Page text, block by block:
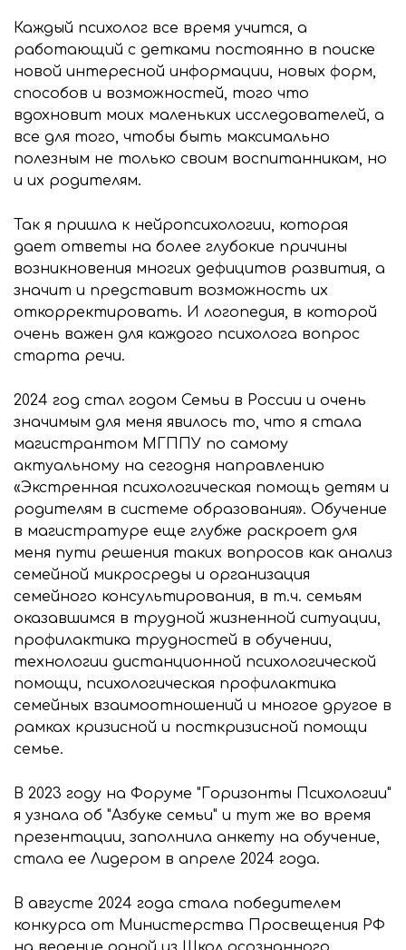
Каждый психолог все время учится, а
работающий с детками постоянно в поиске
новой интересной информации, новых форм,
способов и возможностей, того что
вдохновит моих маленьких исследователей, а
все для того, чтобы быть максимально
полезным не только своим воспитанникам, но
и их родителям.
Так я пришла к нейропсихологии, которая
дает ответы на более глубокие причины
возникновения многих дефицитов развития, а
значит и представит возможность их
откорректировать. И логопедия, в которой
очень важен для каждого психолога вопрос
старта речи.
2024 год стал годом Семьи в России и очень
значимым для меня явилось то, что я стала
магистрантом МГППУ по самому
актуальному на сегодня направлению
«Экстренная психологическая помощь детям и
родителям в системе образования». Обучение
в магистратуре еще глубже раскроет для
меня пути решения таких вопросов как анализ
семейной микросреды и организация
семейного консультирования, в т.ч. семьям
оказавшимся в трудной жизненной ситуации,
профилактика трудностей в обучении,
технологии дистанционной психологической
помощи, психологическая профилактика
семейных взаимоотношений и многое другое в
рамках кризисной и посткризисной помощи
семье.
В 2023 году на Форуме "Горизонты Психологии"
я узнала об "Азбуке семьи" и тут же во время
презентации, заполнила анкету на обучение,
стала ее Лидером в апреле 2024 года.
В августе 2024 года стала победителем
конкурса от Министерства Просвещения РФ